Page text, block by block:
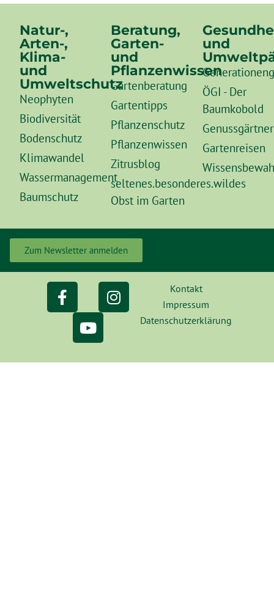
Natur-,
Arten-,
Klima-
und
Umweltschutz
Neophyten
Biodiversität
Bodenschutz
Klimawandel
Wassermanagement
Baumschutz
Beratung,
Garten-
und
Pflanzenwissen
Gartenberatung
Gartentipps
Pflanzenschutz
Pflanzenwissen
Zitrusblog
seltenes.besonderes.wildes
Obst im Garten
und
ÖGI - Der
Baumkobold
Gartenreisen
Zum Newsletter anmelden
Kontakt
Impressum
Datenschutzerklärung